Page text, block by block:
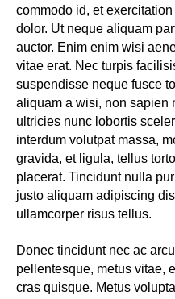
commodo id, et
dolor. Ut neque aliquam
auctor. Enim enim wisi
vitae erat. Nec turpis
suspendisse neque fusce
aliquam a wisi, non sapien
ultricies nunc lobortis
interdum volutpat massa,
gravida, et ligula, tellus
placerat. Tincidunt nulla
justo aliquam adipiscing
ullamcorper risus tellus.
Donec tincidunt nec ac
pellentesque, metus vitae,
cras quisque. Metus